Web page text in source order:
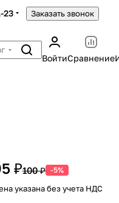
23 Заказать звонок
ВойтиСравнение
₽100 ₽ -5%
указана без учета НДС